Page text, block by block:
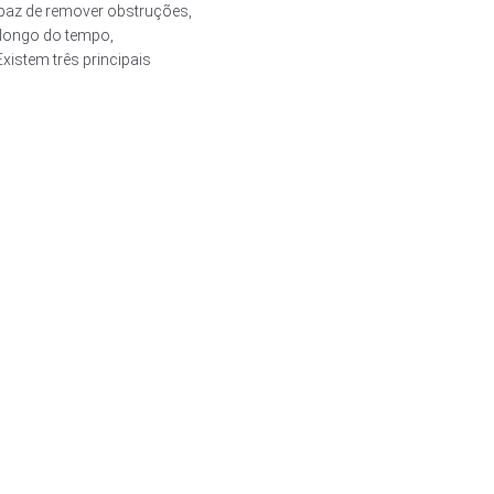
de remover obstruções,
do tempo,
três principais